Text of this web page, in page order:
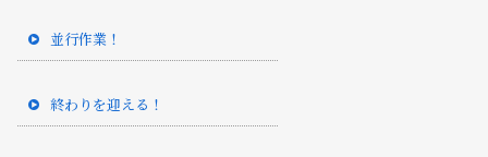
並行作業！
終わりを迎える！